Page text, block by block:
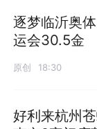
逐梦临沂奥
运会30.5金
原创 18:30
好利来杭州